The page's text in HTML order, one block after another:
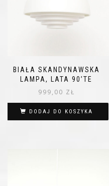
BIAŁA SKANDYNAWSKA
LAMPA, LATA 90’TE
999,00 ZŁ
DODAJ DO KOSZYKA